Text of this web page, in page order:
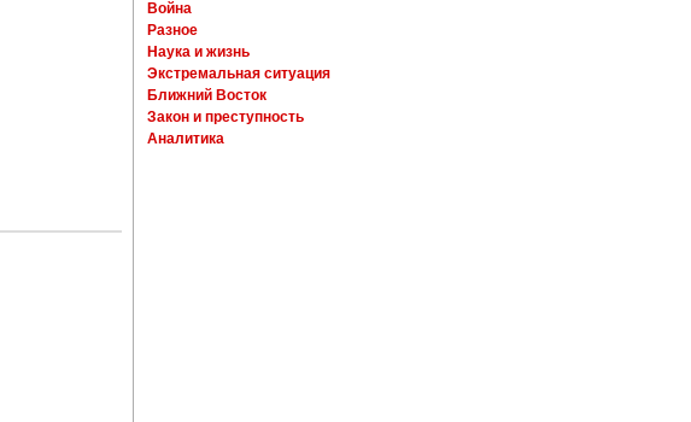
Война
Разное
Наука и жизнь
Экстремальная ситуация
Ближний Восток
Закон и преступность
Аналитика